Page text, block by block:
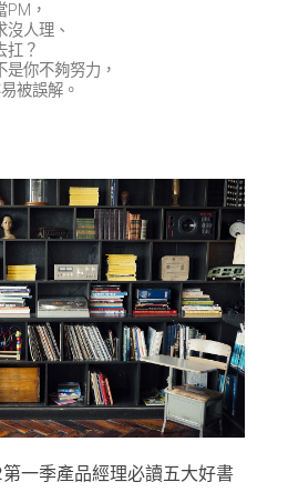
，
人理、
扛？
你不夠努力，
被誤解。
第一季產品經理必讀五大好書